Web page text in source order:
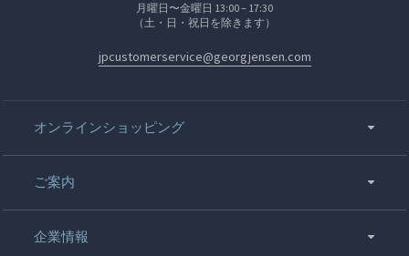
月曜日〜金曜日 13:00 – 17:30
（土・日・祝日を除きます）
jpcustomerservice@georgjensen.com
オンラインショッピング
ご案内
企業情報